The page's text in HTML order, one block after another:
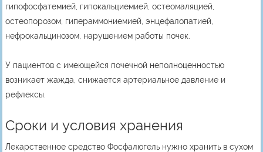
гипофосфатемией, гипокальциемией, остеомаляцией,
остеопорозом, гипераммониемией, энцефалопатией,
нефрокальцинозом, нарушением работы почек.
У пациентов с имеющейся почечной неполноценностью
возникает жажда, снижается артериальное давление и
рефлексы.
Сроки и условия хранения
Лекарственное средство Фосфалюгель нужно хранить в сухом